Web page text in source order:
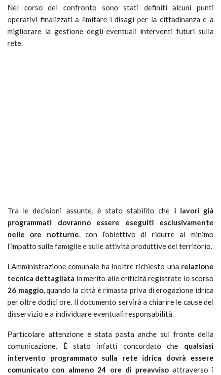
Nel corso del confronto sono stati definiti alcuni punti
operativi finalizzati a limitare i disagi per la cittadinanza e a
migliorare la gestione degli eventuali interventi futuri sulla
rete.
Tra le decisioni assunte, è stato stabilito che i lavori già
programmati dovranno essere eseguiti esclusivamente
nelle ore notturne, con l’obiettivo di ridurre al minimo
l’impatto sulle famiglie e sulle attività produttive del territorio.
L’Amministrazione comunale ha inoltre richiesto una relazione
tecnica dettagliata in merito alle criticità registrate lo scorso
26 maggio, quando la città è rimasta priva di erogazione idrica
per oltre dodici ore. Il documento servirà a chiarire le cause del
disservizio e a individuare eventuali responsabilità.
Particolare attenzione è stata posta anche sul fronte della
comunicazione. È stato infatti concordato che qualsiasi
intervento programmato sulla rete idrica dovrà essere
comunicato con almeno 24 ore di preavviso attraverso i